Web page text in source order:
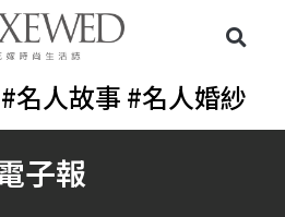
名人故事 #名人婚紗
子報